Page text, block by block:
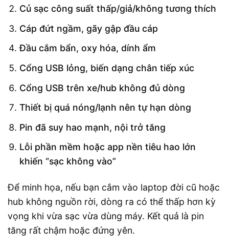
Củ sạc công suất thấp/giả/không tương thích
Cáp đứt ngầm, gãy gập đầu cáp
Đầu cắm bẩn, oxy hóa, dính ẩm
Cổng USB lỏng, biến dạng chân tiếp xúc
Cổng USB trên xe/hub không đủ dòng
Thiết bị quá nóng/lạnh nên tự hạn dòng
Pin đã suy hao mạnh, nội trở tăng
Lỗi phần mềm hoặc app nền tiêu hao lớn
khiến “sạc không vào”
Để minh họa, nếu bạn cắm vào laptop đời cũ hoặc
hub không nguồn rời, dòng ra có thể thấp hơn kỳ
vọng khi vừa sạc vừa dùng máy. Kết quả là pin
tăng rất chậm hoặc đứng yên.